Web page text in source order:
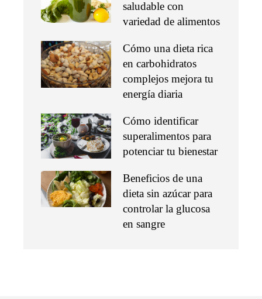
saludable con
variedad de alimentos
Cómo una dieta rica
en carbohidratos
complejos mejora tu
energía diaria
Cómo identificar
superalimentos para
potenciar tu bienestar
Beneficios de una
dieta sin azúcar para
controlar la glucosa
en sangre